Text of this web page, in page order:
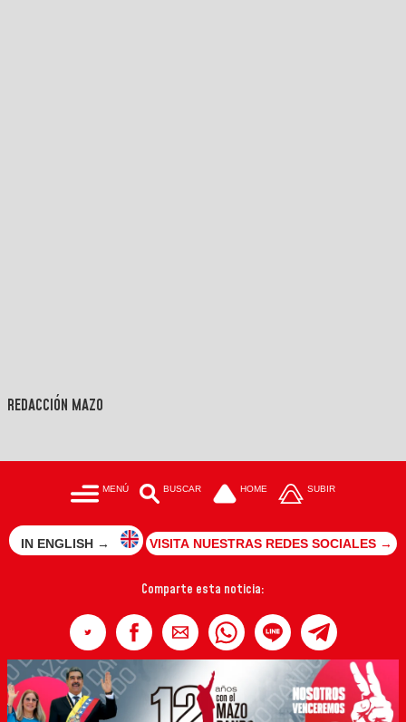
REDACCIÓN MAZO
MENÚ BUSCAR HOME SUBIR
IN ENGLISH → VISITA NUESTRAS REDES SOCIALES →
Comparte esta noticia: